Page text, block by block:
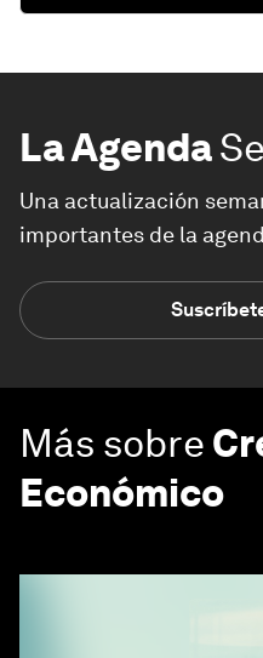
La Agenda
Una actualización
importantes de la
Más sobre
Económico